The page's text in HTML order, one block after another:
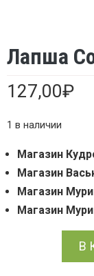
Лапша
127,00₽
1 в наличии
Магазин
Магазин
Магазин
Магазин
В